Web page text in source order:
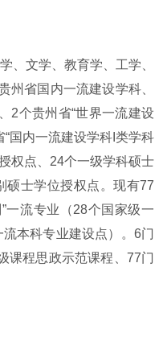
、文学、教育学、工学、
州省国内一流建设学科、
2个贵州省“世界一流建设
国内一流建设学科I类学科
权点、24个一级学科硕士
硕士学位授权点。现有77
一流专业（28个国家级一
本科专业建设点）。6门
课程思政示范课程、77门